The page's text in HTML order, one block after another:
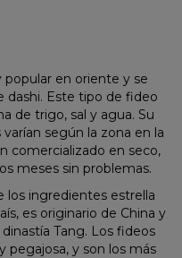
en oriente y se
dashi. Este tipo de fideo
de trigo, sal y agua. Su
según la zona en la
comercializado en seco,
meses sin problemas.
los ingredientes estrella
es originario de China y
Tang. Los fideos
pegajosa, y son los más